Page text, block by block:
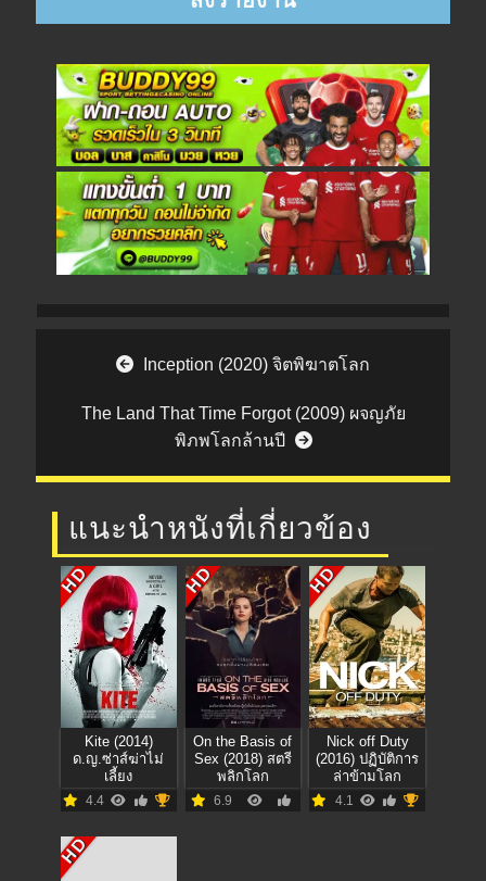
Post navigation
Inception (2020) จิตพิฆาตโลก
The Land That Time Forgot (2009) ผจญภัย
พิภพโลกล้านปี
แนะนำหนังที่เกี่ยวข้อง
HD
Kite (2014)
ด.ญ.ซ่าส์ฆ่าไม่
เลี้ยง
4.4
HD
On the Basis of
Sex (2018) สตรี
พลิกโลก
6.9
HD
Nick off Duty
(2016) ปฏิบัติการ
ล่าข้ามโลก
4.1
HD